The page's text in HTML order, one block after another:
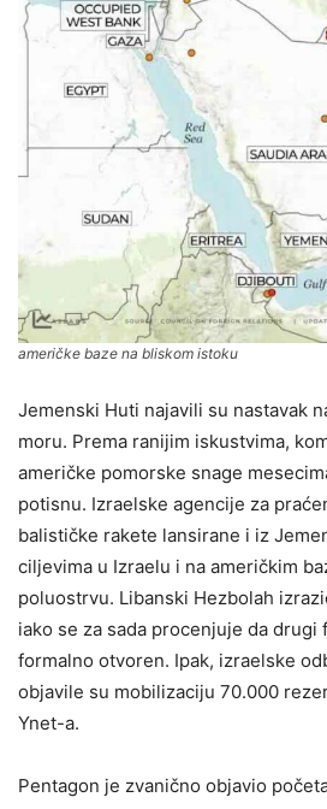
američke baze na bliskom istoku
Jemenski Huti najavili su nastavak
moru. Prema ranijim iskustvima,
američke pomorske snage
potisnu. Izraelske agencije za
balističke rakete lansirane i iz
ciljevima u Izraelu i na američkim
poluostrvu. Libanski Hezbolah
iako se za sada procenjuje da
formalno otvoren. Ipak, izraelske
objavile su mobilizaciju 70.000
Ynet-a.
Pentagon je zvanično objavio